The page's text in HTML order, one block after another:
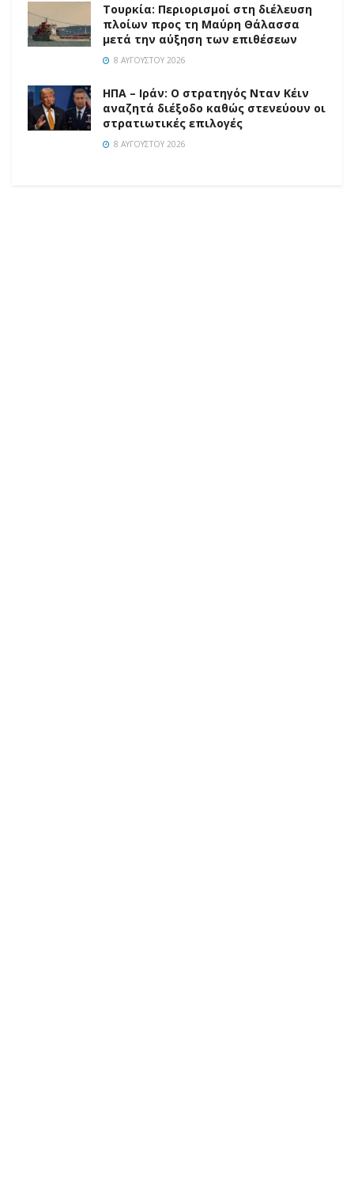
Τουρκία: Περιορισμοί στη διέλευση
πλοίων προς τη Μαύρη Θάλασσα
μετά την αύξηση των επιθέσεων
8 ΑΥΓΟΎΣΤΟΥ 2026
ΗΠΑ – Ιράν: Ο στρατηγός Νταν Κέιν
αναζητά διέξοδο καθώς στενεύουν οι
στρατιωτικές επιλογές
8 ΑΥΓΟΎΣΤΟΥ 2026